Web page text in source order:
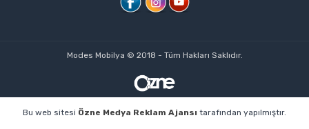
Modes Mobilya © 2018 - Tüm Hakları Saklıdır.
Bu web sitesi Özne Medya Reklam Ajansı tarafından yapılmıştır.